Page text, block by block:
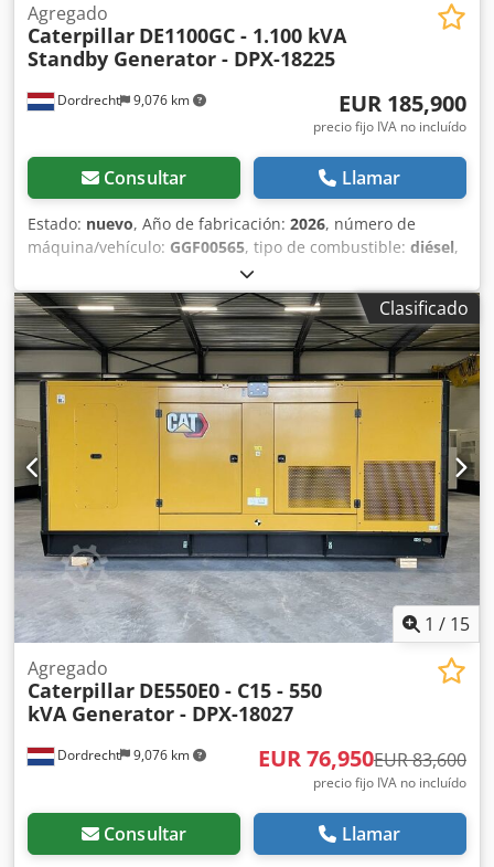
Dordrecht 9,076 km
Agregado
Caterpillar DE1100GC - 1.100 kVA
Standby Generator - DPX-18225
EUR 185,900
precio fijo IVA no incluído
Consultar Llamar
Estado: nuevo, Año de fabricación: 2026, número de
máquina/vehículo: GGF00565, tipo de combustible: diésel,
Caterpillar C32
Construcción Peso en vacío: 10.083 kg Potencia del
generador: 1.100 kVA Dimensiones del compartimento de
carga: 583 x 230 x 255 cm Marcado CE: sí Cjdpfx
Amjxtzdbovsrf Capacidad del depósito de agua: 1.000 l
Contacte al equipo de DPX para más información. =
Opciones y accesorios adicionales = - Batería - Panel de
control - Techo de acero - Cisterna
Clasificado
1 / 15
Dordrecht 9,076 km
Agregado
Caterpillar DE550E0 - C15 - 550
kVA Generator - DPX-18027
EUR 76,950EUR 83,600
precio fijo IVA no incluído
Consultar Llamar